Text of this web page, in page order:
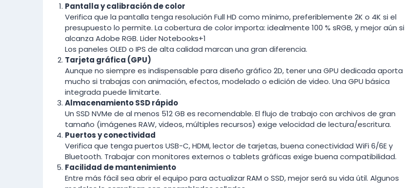
Pantalla y calibración de color
Verifica que la pantalla tenga resolución Full HD como mínimo, preferiblemente 2K o 4K si el
presupuesto lo permite. La cobertura de color importa: idealmente 100 % sRGB, y mejor aún si
alcanza Adobe RGB. Lider Notebooks+1
Los paneles OLED o IPS de alta calidad marcan una gran diferencia.
Tarjeta gráfica (GPU)
Aunque no siempre es indispensable para diseño gráfico 2D, tener una GPU dedicada aporta
mucho si trabajas con animación, efectos, modelado o edición de video. Una GPU básica
integrada puede limitarte.
Almacenamiento SSD rápido
Un SSD NVMe de al menos 512 GB es recomendable. El flujo de trabajo con archivos de gran
tamaño (imágenes RAW, videos, múltiples recursos) exige velocidad de lectura/escritura.
Puertos y conectividad
Verifica que tenga puertos USB-C, HDMI, lector de tarjetas, buena conectividad WiFi 6/6E y
Bluetooth. Trabajar con monitores externos o tablets gráficas exige buena compatibilidad.
Facilidad de mantenimiento
Entre más fácil sea abrir el equipo para actualizar RAM o SSD, mejor será su vida útil. Algunos